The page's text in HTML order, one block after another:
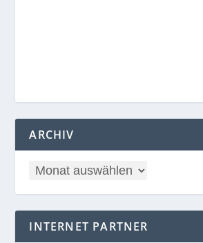
ARCHIV
INTERNET PARTNER